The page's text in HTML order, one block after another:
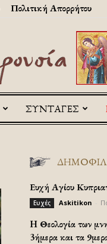
Πολιτική Απορρήτου
ΣΥΝΤΑΓΕΣ
Ευχή Αγίου
Ευχές Askitikon
H Θεολογία των
3ήμερα και τα